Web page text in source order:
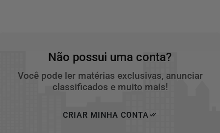
Não possui uma conta?
Você pode ler matérias exclusivas, anunciar
classificados e muito mais!
CRIAR MINHA CONTA